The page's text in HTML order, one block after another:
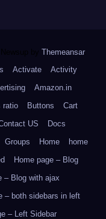
by Themeansar.
Activate
Activity
Amazon.in
ratio Buttons
Cart
US
Docs
Groups Home
home
Home page – Blog
– Blog with ajax
– both sidebars in left
– Left Sidebar